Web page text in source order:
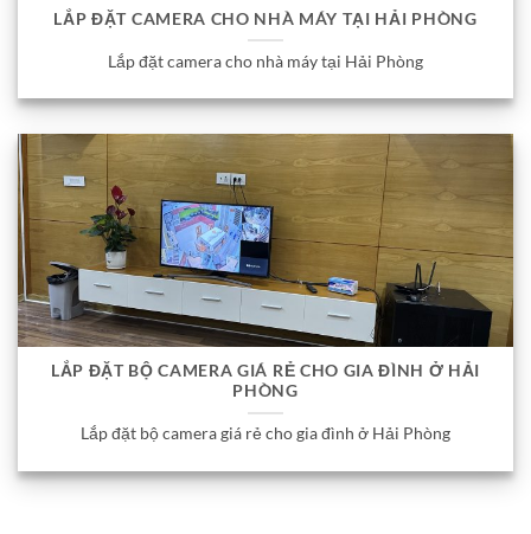
LẮP ĐẶT CAMERA CHO NHÀ MÁY TẠI HẢI PHÒNG
Lắp đặt camera cho nhà máy tại Hải Phòng
LẮP ĐẶT BỘ CAMERA GIÁ RẺ CHO GIA ĐÌNH Ở HẢI
PHÒNG
Lắp đặt bộ camera giá rẻ cho gia đình ở Hải Phòng